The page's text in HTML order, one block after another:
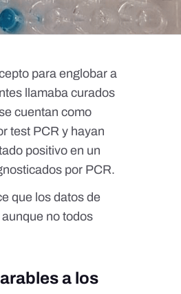
para englobar a
llamaba curados
cuentan como
test PCR y hayan
positivo en un
por PCR.
que los datos de
no todos
a los